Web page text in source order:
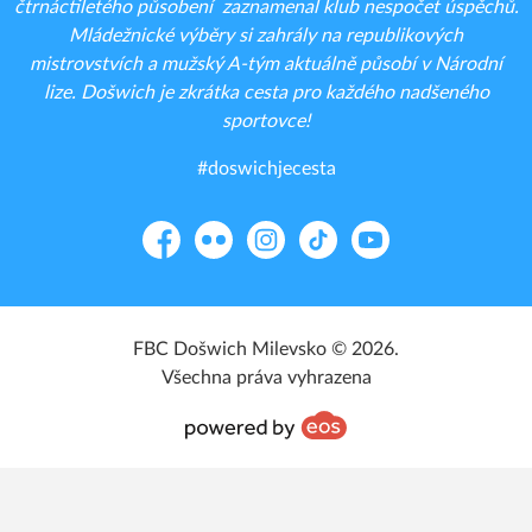
čtrnáctiletého působení zaznamenal klub nespočet úspěchů.
Mládežnické výběry si zahrály na republikových
mistrovstvích a mužský A-tým aktuálně působí v Národní
lize. Došwich je zkrátka cesta pro každého nadšeného
sportovce!
#doswichjecesta
FacebookFlickr Instagram
TikTok YouTube
FBC Došwich Milevsko © 2026.
Všechna práva vyhrazena